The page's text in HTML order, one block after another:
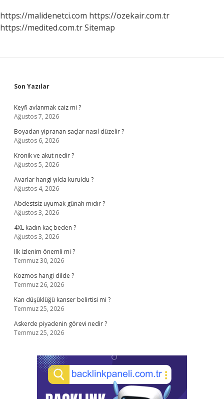
https://malidenetci.com https://ozekair.com.tr
https://medited.com.trSitemap
Sidebar
Son Yazılar
Keyfi avlanmak caiz mi ?
Ağustos 7, 2026
Boyadan yipranan saçlar nasıl düzelir ?
Ağustos 6, 2026
Kronik ve akut nedir ?
Ağustos 5, 2026
Avarlar hangi yılda kuruldu ?
Ağustos 4, 2026
Abdestsiz uyumak günah mıdır ?
Ağustos 3, 2026
4XL kadın kaç beden ?
Ağustos 3, 2026
Ilk izlenim önemli mi ?
Temmuz 30, 2026
Kozmos hangi dilde ?
Temmuz 26, 2026
Kan düşüklüğü kanser belirtisi mi ?
Temmuz 25, 2026
Askerde piyadenin görevi nedir ?
Temmuz 25, 2026